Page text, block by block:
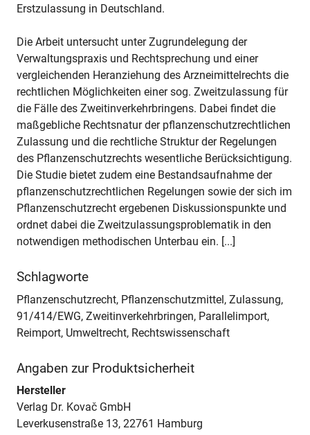
Erstzulassung in Deutschland.
Die Arbeit untersucht unter Zugrundelegung der
Verwaltungspraxis und Rechtsprechung und einer
vergleichenden Heranziehung des Arzneimittelrechts die
rechtlichen Möglichkeiten einer sog. Zweitzulassung für
die Fälle des Zweitinverkehrbringens. Dabei findet die
maßgebliche Rechtsnatur der pflanzenschutzrechtlichen
Zulassung und die rechtliche Struktur der Regelungen
des Pflanzenschutzrechts wesentliche Berücksichtigung.
Die Studie bietet zudem eine Bestandsaufnahme der
pflanzenschutzrechtlichen Regelungen sowie der sich im
Pflanzenschutzrecht ergebenen Diskussionspunkte und
ordnet dabei die Zweitzulassungsproblematik in den
notwendigen methodischen Unterbau ein. [...]
Schlagworte
Pflanzenschutzrecht, Pflanzenschutzmittel, Zulassung,
91/414/EWG, Zweitinverkehrbringen, Parallelimport,
Reimport, Umweltrecht, Rechtswissenschaft
Angaben zur Produktsicherheit
Hersteller
Verlag Dr. Kovač GmbH
Leverkusenstraße 13, 22761 Hamburg